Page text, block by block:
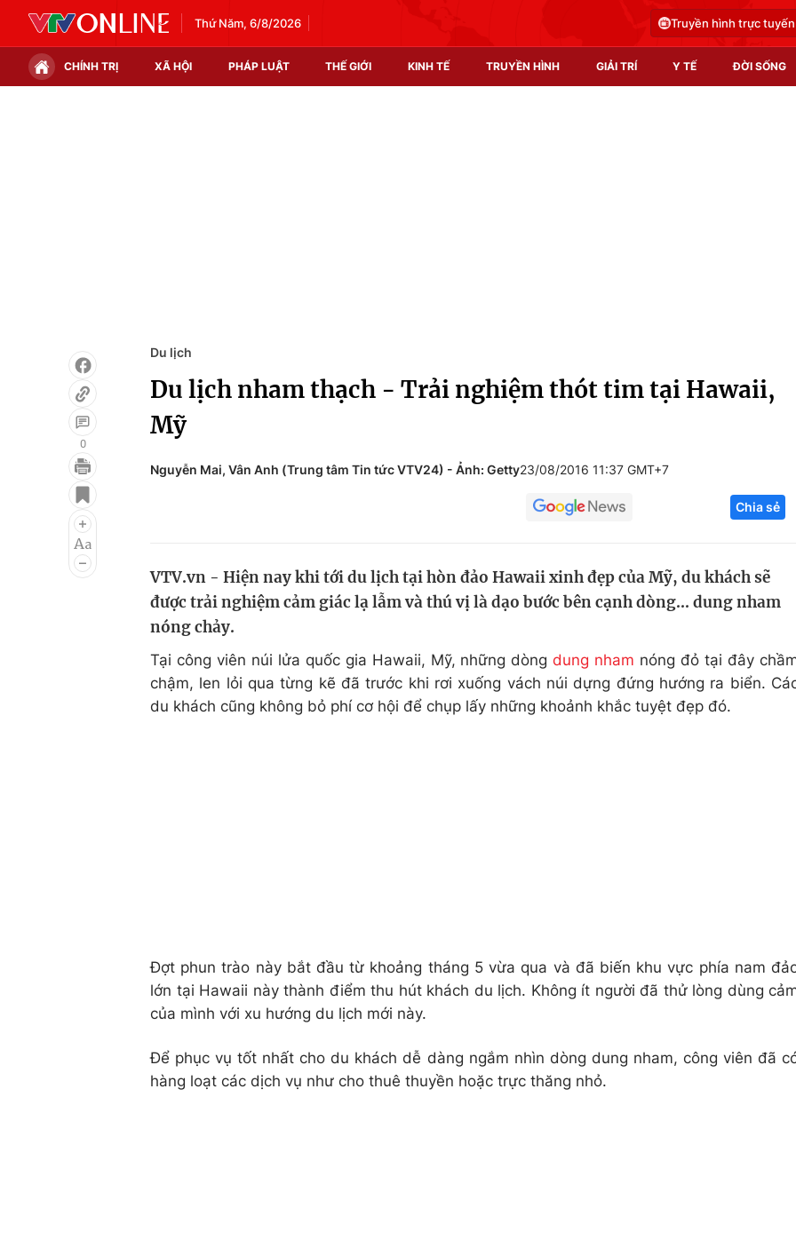
Thứ Năm, 6/8/2026 Truyền hình trực tuyến
CHÍNH TRỊ XÃ HỘI PHÁP LUẬT THẾ GIỚI KINH TẾ TRUYỀN HÌNH GIẢI TRÍ Y TẾ ĐỜI SỐNG
Infographic
Điện ảnh
Âm nhạc
Chất lượng cuộc sống
Tuyển sinh
Hitech Công
Thị trường
0
Du lịch
Du lịch nham thạch - Trải nghiệm thót tim tại Hawaii,
Mỹ
Nguyễn Mai, Vân Anh (Trung tâm Tin tức VTV24) - Ảnh: Getty23/08/2016 11:37 GMT+7
Chia sẻ
VTV.vn - Hiện nay khi tới du lịch tại hòn đảo Hawaii xinh đẹp của Mỹ, du khách sẽ
được trải nghiệm cảm giác lạ lẫm và thú vị là dạo bước bên cạnh dòng... dung nham
nóng chảy.
Tại công viên núi lửa quốc gia Hawaii, Mỹ, những dòng dung nham nóng đỏ tại đây
chậm, len lỏi qua từng kẽ đã trước khi rơi xuống vách núi dựng đứng hướng ra biển.
du khách cũng không bỏ phí cơ hội để chụp lấy những khoảnh khắc tuyệt đẹp đó.
Đợt phun trào này bắt đầu từ khoảng tháng 5 vừa qua và đã biến khu vực phía nam
lớn tại Hawaii này thành điểm thu hút khách du lịch. Không ít người đã thử lòng dùng
của mình với xu hướng du lịch mới này.
Để phục vụ tốt nhất cho du khách dễ dàng ngắm nhìn dòng dung nham, công viên đã
hàng loạt các dịch vụ như cho thuê thuyền hoặc trực thăng nhỏ.